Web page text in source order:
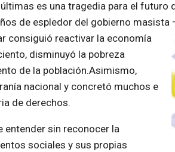
es una tragedia para el futuro
de espledor del gobierno
consiguió reactivar la economía
disminuyó la pobreza
de la población.Asimismo,
nacional y concretó muchos e
de derechos.
entender sin reconocer la
sociales y sus propias